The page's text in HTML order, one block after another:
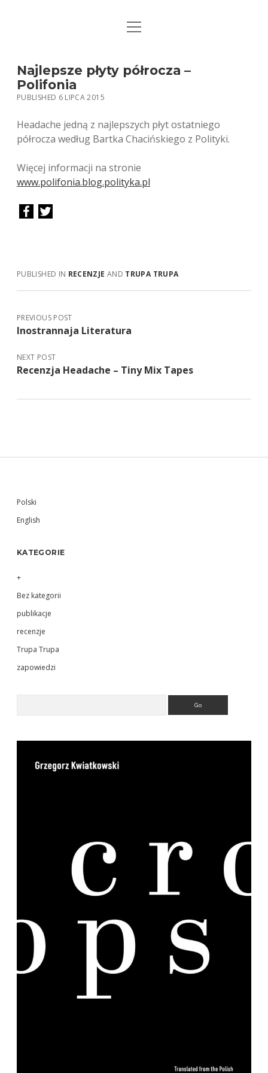
STRONA GŁÓWNA
open
Najlepsze płyty półrocza –
Polifonia
PUBLISHED 6 LIPCA 2015
Headache jedną z najlepszych płyt ostatniego
półrocza według Bartka Chacińskiego z Polityki.
Więcej informacji na stronie
www.polifonia.blog.polityka.pl
PUBLISHED IN RECENZJE AND TRUPA TRUPA
PREVIOUS POST
Inostrannaja Literatura
NEXT POST
Recenzja Headache – Tiny Mix Tapes
Sidebar
Polski
English
KATEGORIE
+
Bez kategorii
publikacje
recenzje
Trupa Trupa
zapowiedzi